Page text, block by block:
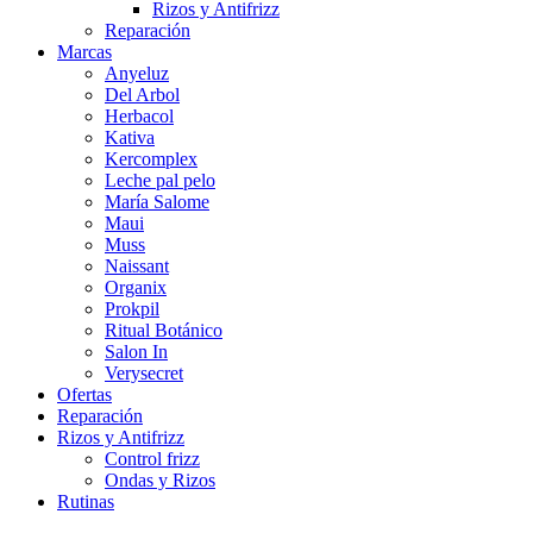
Rizos y Antifrizz
Reparación
Marcas
Anyeluz
Del Arbol
Herbacol
Kativa
Kercomplex
Leche pal pelo
María Salome
Maui
Muss
Naissant
Organix
Prokpil
Ritual Botánico
Salon In
Verysecret
Ofertas
Reparación
Rizos y Antifrizz
Control frizz
Ondas y Rizos
Rutinas